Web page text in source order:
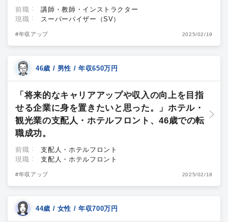
前職
講師・教師・インストラクター
現職
スーパーバイザー（SV）
#年収アップ 2025/02/19
46歳 / 男性 / 年収650万円
「将来的なキャリアアップや収入の向上を目指
せる企業に身を置きたいと思った。」ホテル・
観光業の支配人・ホテルフロント、46歳での転
職成功。
前職
支配人・ホテルフロント
現職
支配人・ホテルフロント
#年収アップ 2025/02/18
44歳 / 女性 / 年収700万円